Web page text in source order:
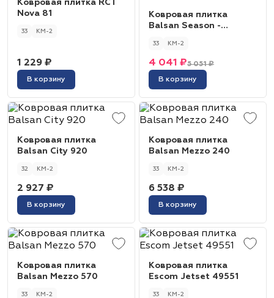
Ковровая плитка RCT
Nova 81
33 КМ-2
1 229 ₽
В корзину
Ковровая плитка
Balsan Season -
33 КМ-2
5 051 ₽
4 041 ₽
В корзину
Ковровая плитка
Balsan City 920
32 КМ-2
2 927 ₽
В корзину
Ковровая плитка
Balsan Mezzo 240
33 КМ-2
6 538 ₽
В корзину
Ковровая плитка
Balsan Mezzo 570
33 КМ-2
Ковровая плитка
Escom Jetset 49551
33 КМ-2